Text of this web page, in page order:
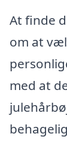
At finde
om at
med at